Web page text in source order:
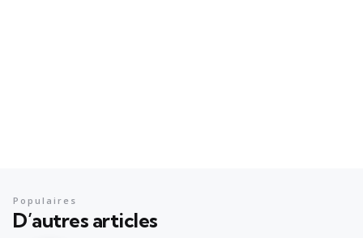
D’autres articles
Populaires